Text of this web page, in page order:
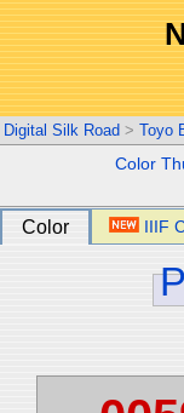
Digital Silk Road > Toyo
Color
Color IIIF